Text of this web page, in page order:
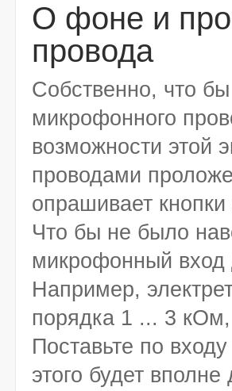
О фоне и
провода
Собственно, что
микрофонного
возможности этой
проводами
опрашивает кнопки
Что бы не было
микрофонный
Например,
порядка 1 ... 3
Поставьте по
этого будет